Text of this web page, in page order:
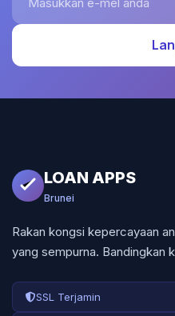
LOAN APPS
Brunei
Rakan kongsi kepercayaan
yang sempurna. Bandingkan
SSL Terjamin